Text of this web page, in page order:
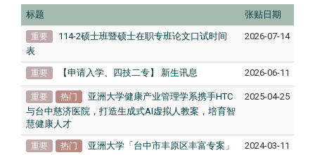
标题 张贴日期
重要
114-2硕士班暨硕士在职专班论文口试时间
表
2026-07-14
重要 【申请入学、四技二专】 新生讯息 2026-06-11
重要 热门
亚洲大学健康产业管理学系携手HTC
与台中慈济医院，打造生成式AI虚拟人教案，培育智
慧健康人才
2025-04-25
重要 热门
亚洲大学「台中市丰原区丰富专案」
2024-03-11